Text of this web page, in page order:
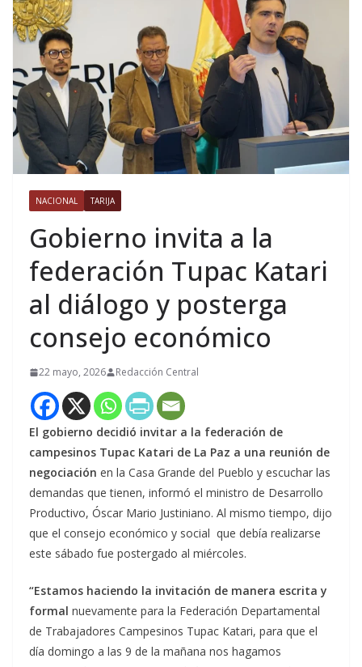
NACIONAL TARIJA
Gobierno invita a la
federación Tupac Katari
al diálogo y posterga
consejo económico
22 mayo, 2026 Redacción Central
El gobierno decidió invitar a la federación de
campesinos Tupac Katari de La Paz a una reunión de
negociación en la Casa Grande del Pueblo y escuchar las
demandas que tienen, informó el ministro de Desarrollo
Productivo, Óscar Mario Justiniano. Al mismo tiempo, dijo
que el consejo económico y social que debía realizarse
este sábado fue postergado al miércoles.
“Estamos haciendo la invitación de manera escrita y
formal nuevamente para la Federación Departamental
de Trabajadores Campesinos Tupac Katari, para que el
día domingo a las 9 de la mañana nos hagamos